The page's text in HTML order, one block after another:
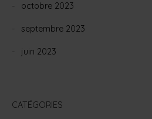
octobre 2023
septembre 2023
juin 2023
CATÉGORIES